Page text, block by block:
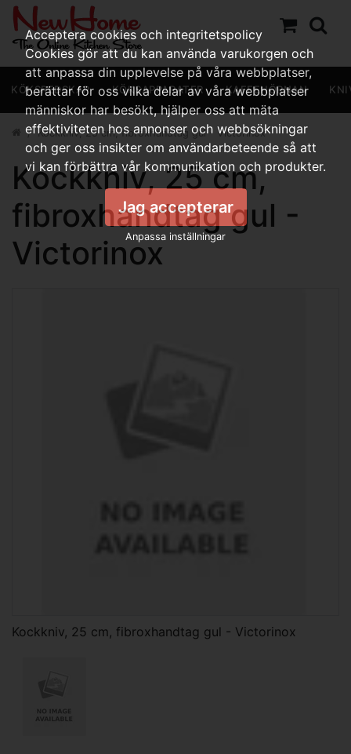
KÖKSREDSKAP KÖKSAPPARATER KAFFEHÖRNAN
Kockkniv, 25 cm, fibroxhandtag gul - Victorinox
Kockkniv, 25 cm,
fibroxhandtag gul -
Victorinox
Kockkniv, 25 cm, fibroxhandtag gul - Victorinox
Acceptera cookies och integritetspolicy
Cookies gör att du kan använda varukorgen och
att anpassa din upplevelse på våra webbplatser,
berättar för oss vilka delar av våra webbplatser
människor har besökt, hjälper oss att mäta
effektiviteten hos annonser och webbsökningar
och ger oss insikter om användarbeteende så att
vi kan förbättra vår kommunikation och produkter.
Jag accepterar
Anpassa inställningar